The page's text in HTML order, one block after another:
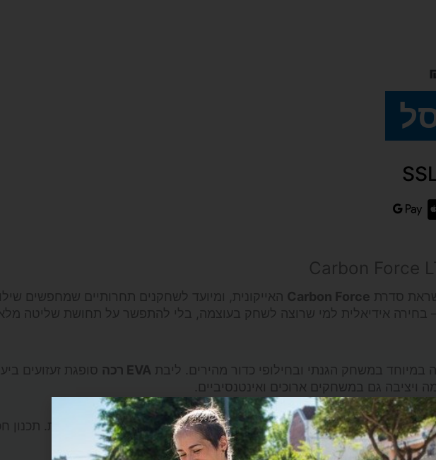
Carbon Force האייקונית, ומיועד לשחקנים תחרותיים שמחפשים
בחירה אידיאלית למי שרוצה לשחק בעוצמה, בלי להתפשר על תחושת שליטה
במיוחד במשחק הגנתי ובחילופי כדור מהירים. ליבת EVA רכה
סופגת זעזועים
גם במשחקים ארוכים ואינטנסיביים.
מהירות חבטה גבוהה, במיוחד במכות וולה ובסמאשים מהירים ליד הרשת. תכנון
ומעניק יתרון ברור במצבי הגנה ובחבטות מדויקות.